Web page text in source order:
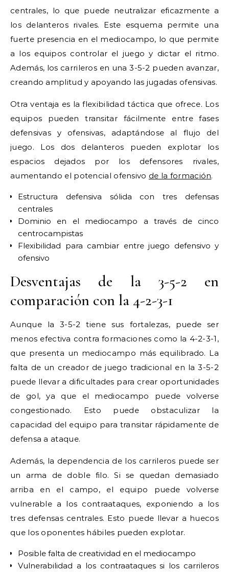
centrales, lo que puede neutralizar eficazmente a
los delanteros rivales. Este esquema permite una
fuerte presencia en el mediocampo, lo que permite
a los equipos controlar el juego y dictar el ritmo.
Además, los carrileros en una 3-5-2 pueden avanzar,
creando amplitud y apoyando las jugadas ofensivas.
Otra ventaja es la flexibilidad táctica que ofrece. Los
equipos pueden transitar fácilmente entre fases
defensivas y ofensivas, adaptándose al flujo del
juego. Los dos delanteros pueden explotar los
espacios dejados por los defensores rivales,
aumentando el potencial ofensivo de la formación.
Estructura defensiva sólida con tres defensas
centrales
Dominio en el mediocampo a través de cinco
centrocampistas
Flexibilidad para cambiar entre juego defensivo y
ofensivo
Desventajas de la 3-5-2 en
comparación con la 4-2-3-1
Aunque la 3-5-2 tiene sus fortalezas, puede ser
menos efectiva contra formaciones como la 4-2-3-1,
que presenta un mediocampo más equilibrado. La
falta de un creador de juego tradicional en la 3-5-2
puede llevar a dificultades para crear oportunidades
de gol, ya que el mediocampo puede volverse
congestionado. Esto puede obstaculizar la
capacidad del equipo para transitar rápidamente de
defensa a ataque.
Además, la dependencia de los carrileros puede ser
un arma de doble filo. Si se quedan demasiado
arriba en el campo, el equipo puede volverse
vulnerable a los contraataques, exponiendo a los
tres defensas centrales. Esto puede llevar a huecos
que los oponentes hábiles pueden explotar.
Posible falta de creatividad en el mediocampo
Vulnerabilidad a los contraataques si los carrileros